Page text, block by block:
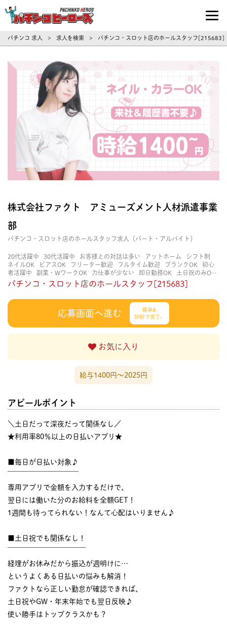
パチンコ求人・転職ならパチンコヒーロ
パチンコ 求人 > 求人を検索 > パチンコ・スロット店のホールスタッフ
株式会社ファクト アミューズメント人材派遣事業
部
パチンコ・スロット店のホールスタッフ求人（パート・アルバイト）
20代活躍中 30代活躍中 お客様との対話は多い アットホーム
シフト制
ネイルOK
ピアスOK フリーター歓迎 フルタイム歓迎 ブランクOK
初心
者活躍中
副業・WワークOK 力仕事が少ない 即日勤務OK
土日祝のみOK
学歴不問
服装自由 未経験・初心者OK 決められた時間できっちり
経験不要
立ち仕事 経験者・有資格者歓迎 自分の都合に合わせやすい
自由
パチンコ・スロット店のホールスタッフ[215683]
応募画面へ進む
簡単&
30秒で完了♩
お気に入り
給与1400円〜2025円
アピールポイント
＼土日だって深夜だって関係なし／
★利用率80％以上の日払いアプリ★
■毎日が日払い対象♪
専用アプリで金額を入力するだけで、
翌日には働いた分のお給料を全額GET！
1週間も待ってられない！なんて心配はいりません♪
■土日祝でも関係なし！
経理がお休みだから振込が週明けに…
というよくある日払いの悩みも解消！
ファクトなら正しい勤怠が確認できれば、
土日祝やGW・年末年始でも翌日反映♪
使い勝手はトップクラスかも？